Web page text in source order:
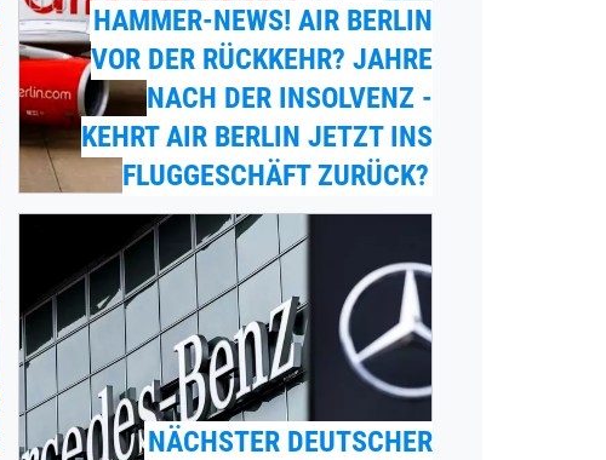
HAMMER-NEWS! AIR BERLIN
VOR DER RÜCKKEHR? JAHRE
NACH DER INSOLVENZ -
KEHRT AIR BERLIN JETZT INS
FLUGGESCHÄFT ZURÜCK?
NÄCHSTER DEUTSCHER